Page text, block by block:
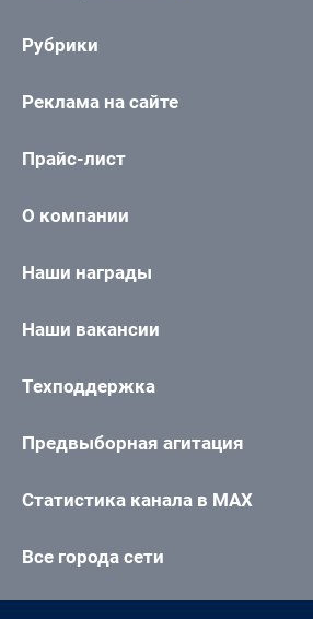
Рубрики
Реклама на сайте
Прайс-лист
О компании
Наши награды
Наши вакансии
Техподдержка
Предвыборная агитация
Статистика канала в MAX
Все города сети